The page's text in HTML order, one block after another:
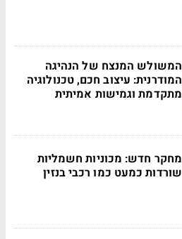
המשולש המנצח של הנהיגה
המודרנית: עיצוב חכם, טכנולוגיה
מתקדמת וגמישות אמיתית
מחקר חדש: מכוניות חשמליות
שורדות כמעט כמו רכבי בנזין